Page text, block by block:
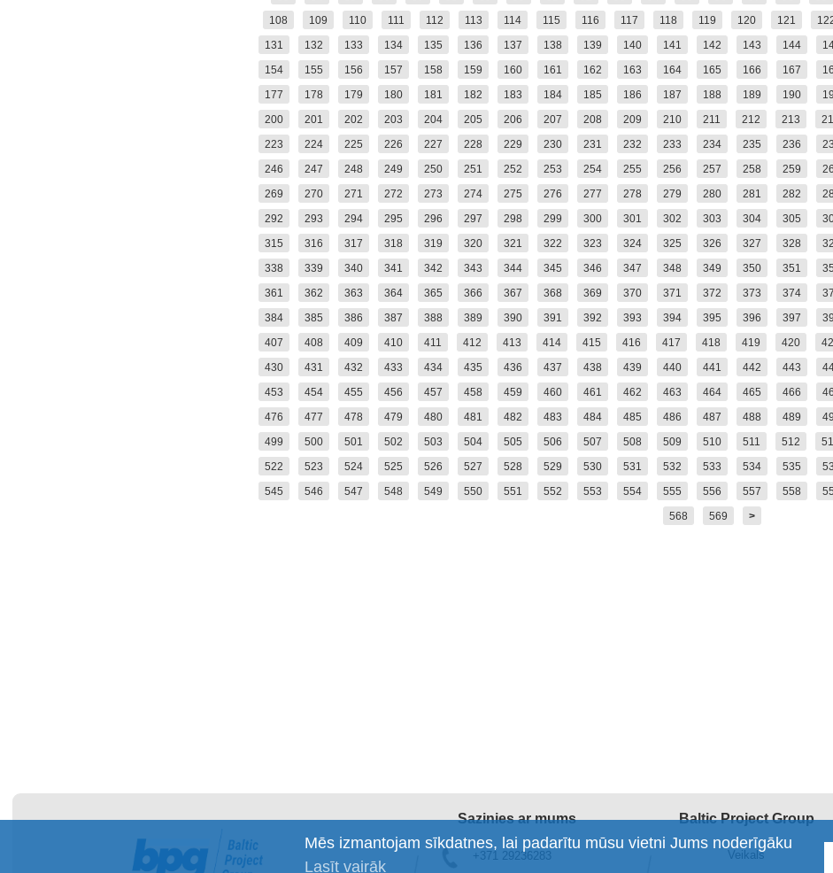
Mēs izmantojam sīkdatnes, lai padarītu mūsu vietni Jums noderīgāku
Lasīt vairāk
108
109 110 111 112 113 114 115 116 117 118 119 120 121
131
132 133 134 135 136 137 138 139 140 141 142 143 144
154
155 156 157 158 159 160 161 162 163 164 165 166 167
177
178 179 180 181 182 183 184 185 186 187 188 189 190
200
201 202 203 204 205 206 207 208 209 210 211 212 213
223
224 225 226 227 228 229 230 231 232 233 234 235 236
246
247 248 249 250 251 252 253 254 255 256 257 258 259
269
270 271 272 273 274 275 276 277 278 279 280 281 282
292
293 294 295 296 297 298 299 300 301 302 303 304 305
315
316 317 318 319 320 321 322 323 324 325 326 327 328
338
339 340 341 342 343 344 345 346 347 348 349 350 351
361
362 363 364 365 366 367 368 369 370 371 372 373 374
384
385 386 387 388 389 390 391 392 393 394 395 396 397
407
408 409 410 411 412 413 414 415 416 417 418 419 420
430
431 432 433 434 435 436 437 438 439 440 441 442 443
453
454 455 456 457 458 459 460 461 462 463 464 465 466
476
477 478 479 480 481 482 483 484 485 486 487 488 489
499
500 501 502 503 504 505 506 507 508 509 510 511 512
522
523 524 525 526 527 528 529 530 531 532 533 534 535
545
546 547 548 549 550 551 552 553 554 555 556 557 558
568
569 >
Sazinies ar mums
+371 29236283
Baltic Project Group
Veikals